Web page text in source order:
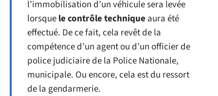
l’immobilisation d’un véhicule sera levée
lorsquele contrôle technique aura été
effectué. De ce fait, cela revêt de la
compétence d’un agent ou d’un officier de
police judiciaire de la Police Nationale,
municipale. Ou encore, cela est du ressort
de la gendarmerie.